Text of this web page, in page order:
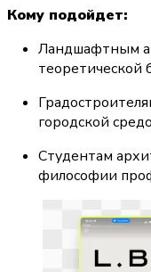
Кому подойдет:
Ландшафтным
теоретической
городской
Студентам
философии